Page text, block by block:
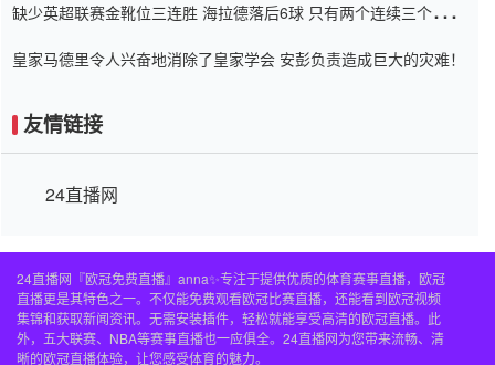
缺少英超联赛金靴位三连胜 海拉德落后6球 只有两个连续三个连续
皇家马德里令人兴奋地消除了皇家学会 安彭负责造成巨大的灾难！
友情链接
24直播网
24直播网『欧冠免费直播』anna✨专注于提供优质的体育赛事直播，欧冠
直播更是其特色之一。不仅能免费观看欧冠比赛直播，还能看到欧冠视频
集锦和获取新闻资讯。无需安装插件，轻松就能享受高清的欧冠直播。此
外，五大联赛、NBA等赛事直播也一应俱全。24直播网为您带来流畅、清
晰的欧冠直播体验，让您感受体育的魅力。